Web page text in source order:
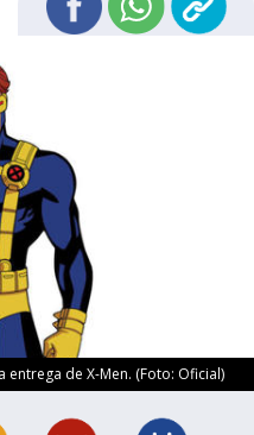
de X-Men. (Foto: Oficial)